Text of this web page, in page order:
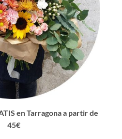
en Tarragona a partir de
45€